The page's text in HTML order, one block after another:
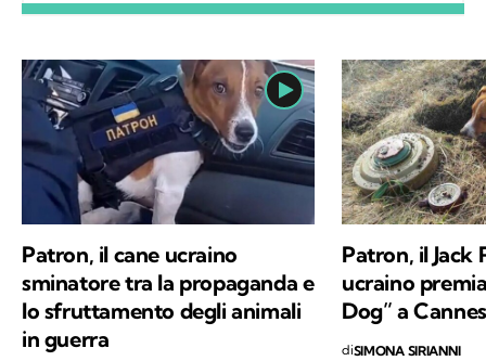
Patron, il cane ucraino
sminatore tra la propaganda e
lo sfruttamento degli animali
in guerra
Patron, il Jack
ucraino
Dog” a Cannes
diSIMONA SIRIANNI